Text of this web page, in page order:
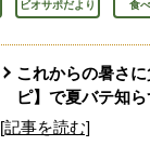
ビオサポだより 食
これからの暑さ
ピ】で夏バテ知ら
[記事を読む]